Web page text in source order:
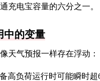
充电宝容量的六分之一。
中的变量
天气预报一样存在浮动：
备高负荷运行时可能瞬时超